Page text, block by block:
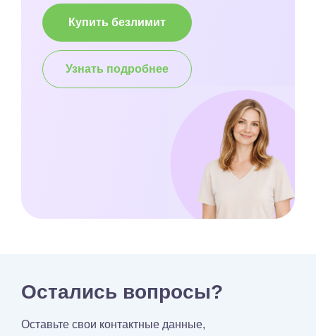
Купить безлимит
Узнать подробнее
Остались вопросы?
Оставьте свои контактные данные,